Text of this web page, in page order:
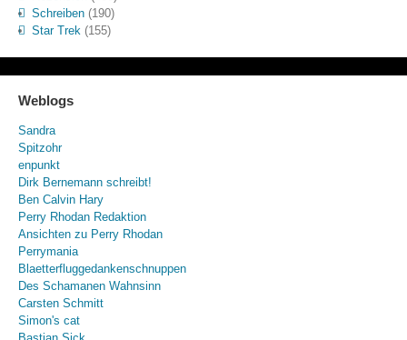
Schreiben(190)
Star Trek(155)
Weblogs
Sandra
Spitzohr
enpunkt
Dirk Bernemann schreibt!
Ben Calvin Hary
Perry Rhodan Redaktion
Ansichten zu Perry Rhodan
Perrymania
Blaetterfluggedankenschnuppen
Des Schamanen Wahnsinn
Carsten Schmitt
Simon's cat